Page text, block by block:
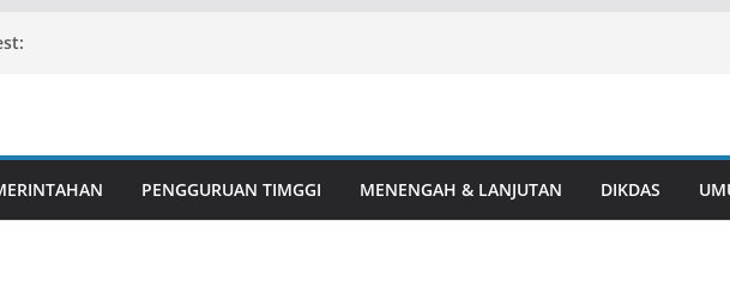
PENGGURUAN TIMGGI MENENGAH & LANJUTAN DIKDAS